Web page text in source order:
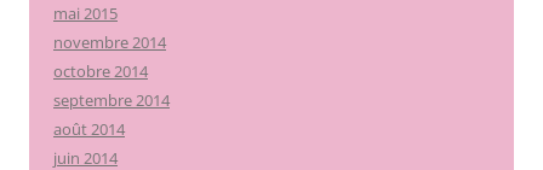
mai 2015
novembre 2014
octobre 2014
septembre 2014
août 2014
juin 2014